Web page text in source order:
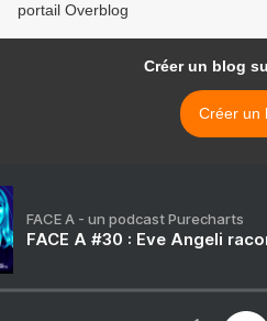
portail Overblog
Créer un blog
Créer un
FACE A - un podcast Purecharts
FACE A #30 : Eve Angeli